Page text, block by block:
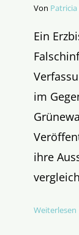
Von
Ein
im
ihre
Weiterlesen